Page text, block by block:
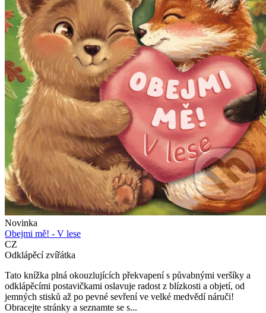
Novinka
Obejmi mě! - V lese
CZ
Odklápěcí zvířátka
Tato knížka plná okouzlujících překvapení s půvabnými veršíky a
odklápěcími postavičkami oslavuje radost z blízkosti a objetí, od
jemných stisků až po pevné sevření ve velké medvědí náruči!
Obracejte stránky a seznamte se s...